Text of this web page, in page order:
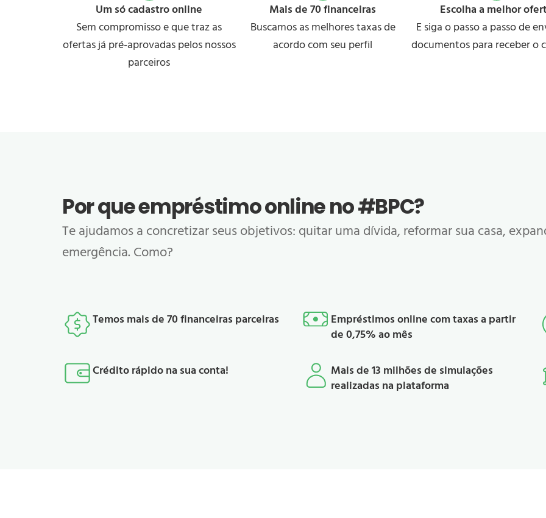
Um só cadastro online
Sem compromisso e que traz as
ofertas já pré-aprovadas pelos nossos
parceiros
Mais de 70 financeiras
Buscamos as melhores taxas de
acordo com seu perfil
Escolha a melhor
E siga o passo a passo de
documentos para receber o
Por que empréstimo online no #BPC?
Te ajudamos a concretizar seus objetivos: quitar uma dívida, reformar sua casa,
emergência. Como?
Temos mais de 70 financeiras parceiras
Empréstimos online com taxas a partir
de 0,75% ao mês
Crédito rápido na sua conta!
Mais de 13 milhões de simulações
realizadas na plataforma